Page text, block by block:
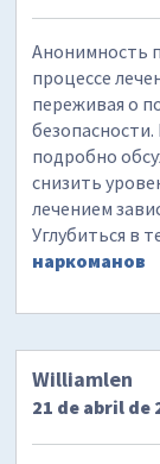
Анонимность
процессе
переживая о
подробно
снизить
лечением
Углубиться в
наркоманов
Williamlen
21 de abril de